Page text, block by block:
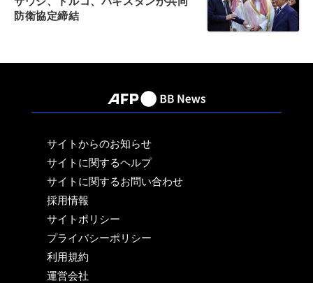
防衛協定締結
サイトからのお知らせ
サイトに関するヘルプ
サイトに関するお問い合わせ
採用情報
サイトポリシー
プライバシーポリシー
利用規約
運営会社